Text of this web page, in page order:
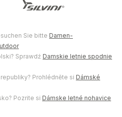
Sie bitte Damen-
Sprawdź Damskie letnie spodnie
Prohlédněte si Dámské
Pozrite si Dámske letné nohavice